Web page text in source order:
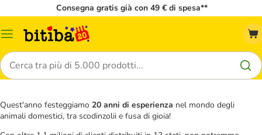
Consegna gratis già con 49 € di spesa**
Overview
Cerca
Quest'anno festeggiamo 20 anni di esperienza nel mondo degli
animali domestici, tra scodinzolii e fusa di gioia!